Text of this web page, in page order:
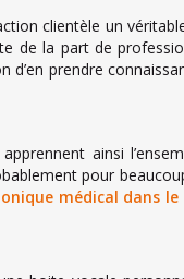
clientèle un
de la part de
d’en prendre
ainsi
pour
médical dans le